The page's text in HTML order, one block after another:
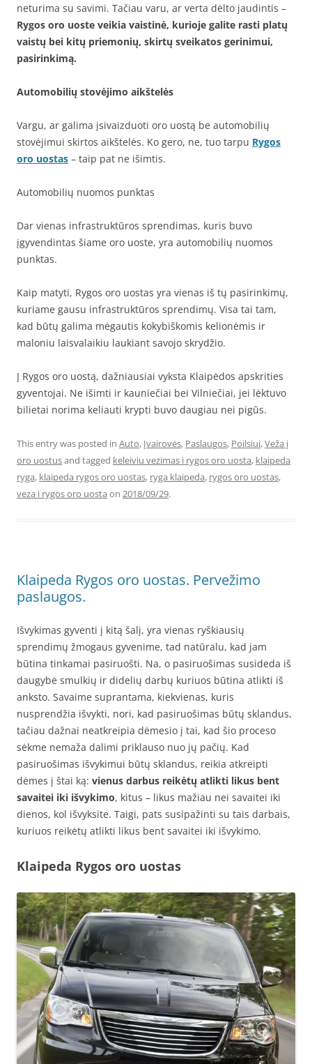
neturima su savimi. Tačiau varu, ar verta dėlto jaudintis –
Rygos oro uoste veikia vaistinė, kurioje galite rasti platų
vaistų bei kitų priemonių, skirtų sveikatos gerinimui,
pasirinkimą.
Automobilių stovėjimo aikštelės
Vargu, ar galima įsivaizduoti oro uostą be automobilių
stovėjimui skirtos aikštelės. Ko gero, ne, tuo tarpu Rygos
oro uostas – taip pat ne išimtis.
Automobilių nuomos punktas
Dar vienas infrastruktūros sprendimas, kuris buvo
įgyvendintas šiame oro uoste, yra automobilių nuomos
punktas.
Kaip matyti, Rygos oro uostas yra vienas iš tų pasirinkimų,
kuriame gausu infrastruktūros sprendimų. Visa tai tam,
kad būtų galima mėgautis kokybiškomis kelionėmis ir
maloniu laisvalaikiu laukiant savojo skrydžio.
Į Rygos oro uostą, dažniausiai vyksta Klaipėdos apskrities
gyventojai. Ne išimti ir kauniečiai bei Vilniečiai, jei lėktuvo
bilietai norima keliauti krypti buvo daugiau nei pigūs.
This entry was posted in Auto, Įvairovės, Paslaugos, Poilsiui,Veža į
oro uostusand tagged keleiviu vezimas i rygos oro uosta, klaipeda
ryga, klaipeda rygos oro uostas, ryga klaipeda, rygos oro uostas,
veza i rygos oro uosta on 2018/09/29.
Klaipeda Rygos oro uostas. Pervežimo
paslaugos.
Išvykimas gyventi į kitą šalį, yra vienas ryškiausių
sprendimų žmogaus gyvenime, tad natūralu, kad jam
būtina tinkamai pasiruošti. Na, o pasiruošimas susideda iš
daugybė smulkių ir didelių darbų kuriuos būtina atlikti iš
anksto. Savaime suprantama, kiekvienas, kuris
nusprendžia išvykti, nori, kad pasiruošimas būtų sklandus,
tačiau dažnai neatkreipia dėmesio į tai, kad šio proceso
sėkme nemaža dalimi priklauso nuo jų pačių. Kad
pasiruošimas išvykimui būtų sklandus, reikia atkreipti
dėmes į štai ką: vienus darbus reikėtų atlikti likus bent
savaitei iki išvykimo, kitus – likus mažiau nei savaitei iki
dienos, kol išvyksite. Taigi, pats susipažinti su tais darbais,
kuriuos reikėtų atlikti likus bent savaitei iki išvykimo.
Klaipeda Rygos oro uostas